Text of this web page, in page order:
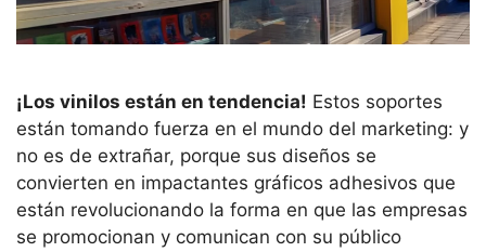
¡Los vinilos están en tendencia! Estos soportes
están tomando fuerza en el mundo del marketing: y
no es de extrañar, porque sus diseños se
convierten en impactantes gráficos adhesivos que
están revolucionando la forma en que las empresas
se promocionan y comunican con su público